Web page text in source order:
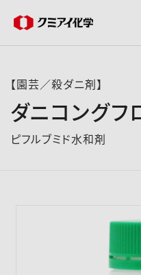
企業情報
【園芸／殺ダニ剤】
ダニコングフ
ピフルブミド水和剤